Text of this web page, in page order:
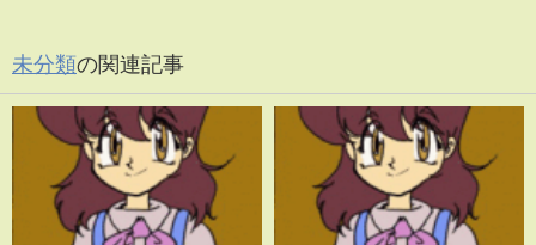
未分類の関連記事